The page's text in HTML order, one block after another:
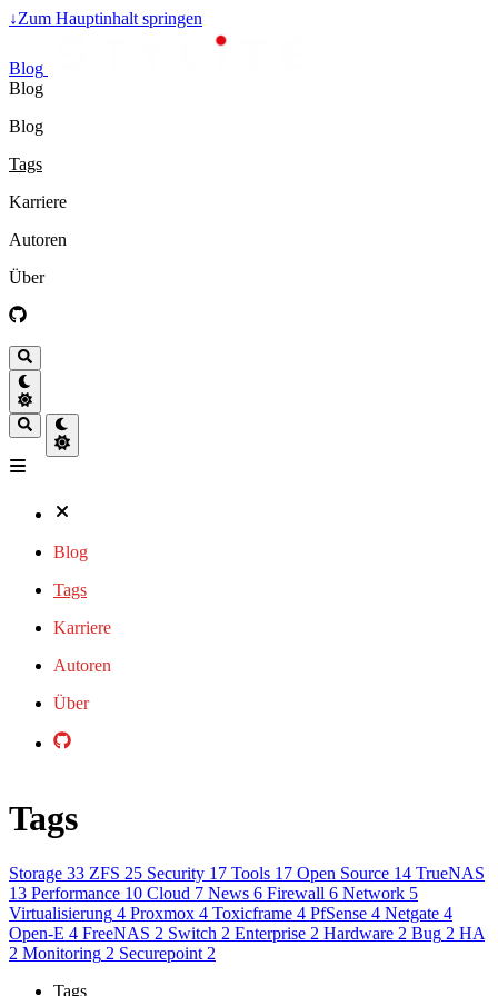
↓Zum Hauptinhalt springen
Blog
Blog
Blog
Tags
Karriere
Autoren
Über
Blog
Tags
Karriere
Autoren
Über
Tags
Storage 33 ZFS 25 Security 17 Tools 17 Open Source 14 TrueNAS
13 Performance 10 Cloud 7 News 6 Firewall 6 Network 5
Virtualisierung 4 Proxmox 4 Toxicframe 4 PfSense 4 Netgate 4
Open-E 4 FreeNAS 2 Switch 2 Enterprise 2 Hardware 2 Bug 2 HA
2 Monitoring 2 Securepoint 2
Tags